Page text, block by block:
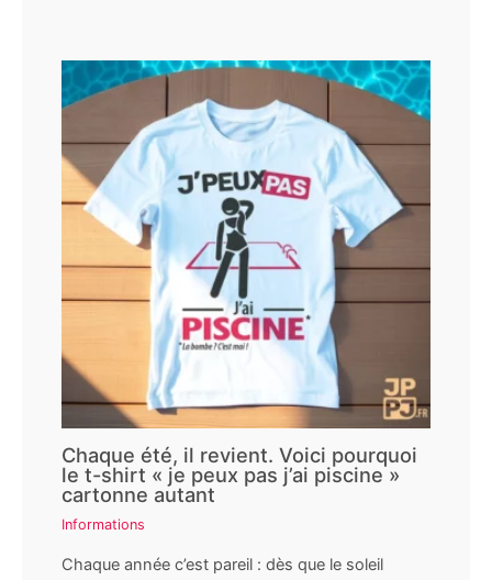
Chaque été, il revient. Voici pourquoi
le t-shirt « je peux pas j’ai piscine »
cartonne autant
Informations
Chaque année c’est pareil : dès que le soleil